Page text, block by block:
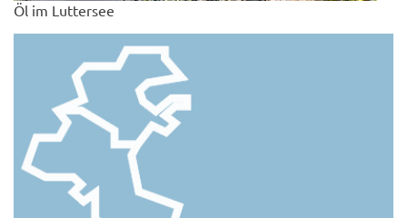
Öl im Luttersee